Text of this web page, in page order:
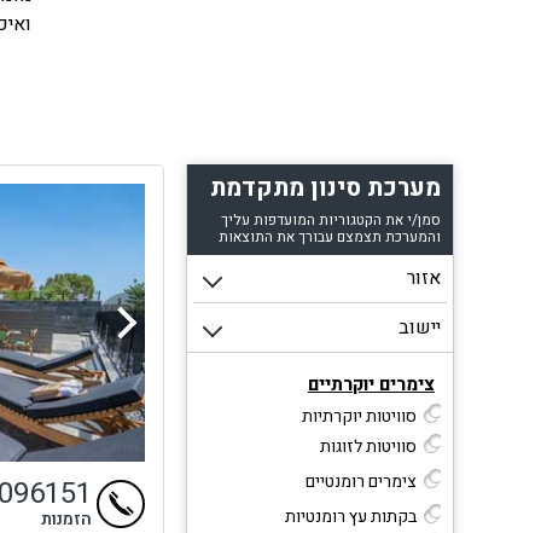
של
או
•
•
•
מערכת סינון מתקדמת
סמן/י את הקטגוריות המועדפות עליך
והמערכת תצמצם עבורך את התוצאות
צימרים יוקרתיים
סוויטות יוקרתיות
סוויטות לזוגות
צימרים רומנטיים
בקתות עץ רומנטיות
הזמנות